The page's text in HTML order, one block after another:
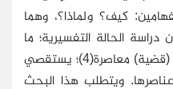
كيف؟ ولماذا؟، وهما
دراسة الحالة التفسيرية؛ ما
يعني أن البحث يركز على ظاهرة (قضية) معاصرة(4)؛ يستقصي
عناصرها. ويتطلب هذا البحث